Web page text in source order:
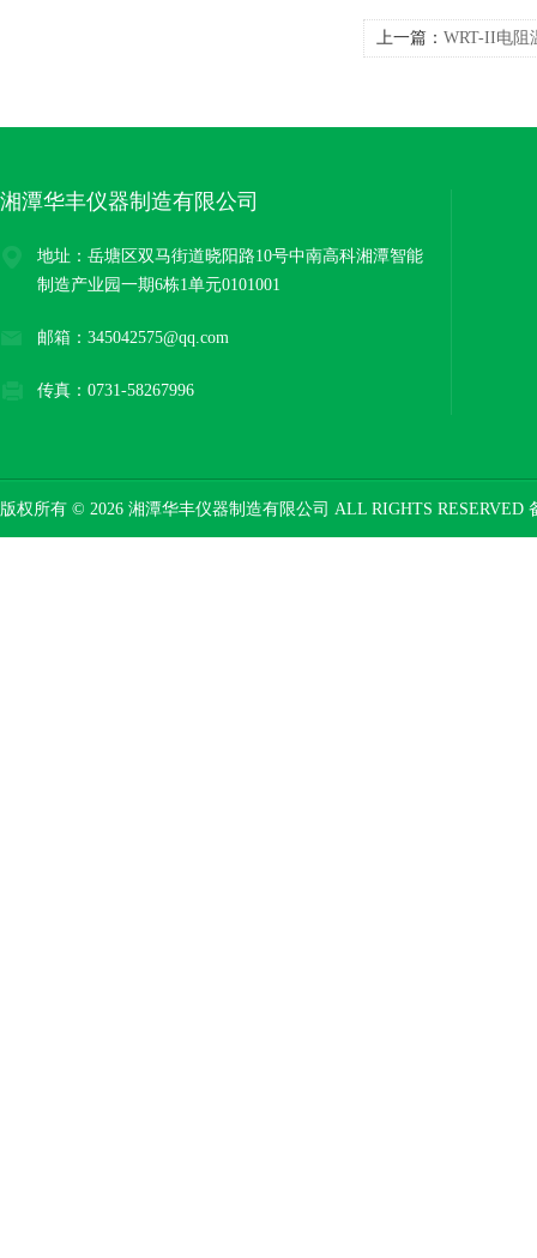
上一篇： WRT-II电阻
湘潭华丰仪器制造有限公司
地址：岳塘区双马街道晓阳路10号中南高科湘潭智能
制造产业园一期6栋1单元0101001
邮箱：345042575@qq.com
传真：0731-58267996
版权所有 © 2026 湘潭华丰仪器制造有限公司 ALL RIGHTS RESERVED